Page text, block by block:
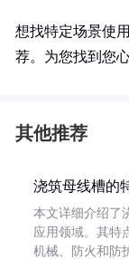
想找特定场景使
荐。为您找到您
其他推荐
浇筑母线槽的
本文详细介绍了
应用领域。其特
机械、防火和防